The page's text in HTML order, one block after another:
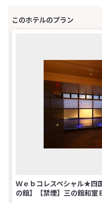
Ｗｅｂコレスペシャル★
の館】【禁煙】三の館和室